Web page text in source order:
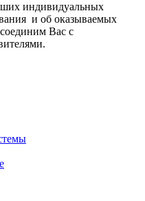
индивидуальных
и об оказываемых
Вас с